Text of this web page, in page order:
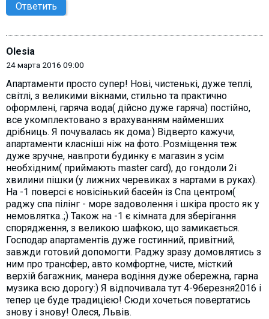
Ответить
Olesia
24 марта 2016 09:00
Апартаменти просто супер! Нові, чистенькі, дуже теплі,
світлі, з великими вікнами, стильно та практично
оформлені, гаряча вода( дійсно дуже гаряча) постійно,
все укомплектовано з врахуванням найменших
дрібниць. Я почувалась як дома:) Відверто кажучи,
апартаменти класніші ніж на фото..Розміщення теж
дуже зручне, навпроти будинку є магазин з усім
необхідним( приймають master card), до гондоли 2і
хвилини пішки (у лижних черевиках з нартами в руках).
На -1 поверсі є новісінький басейн із Спа центром(
раджу спа пілінг - море задоволення і шкіра просто як у
немовлятка..;) Також на -1 є кімната для зберігання
спорядження, з великою шафкою, що замикається.
Господар апартаментів дуже гостинний, привітний,
завжди готовий допомогти. Раджу зразу домовлятись з
ним про трансфер, авто комфортне, чисте, місткий
верхій багажник, манера водіння дуже обережна, гарна
музика всю дорогу:) Я відпочивала тут 4-9березня2016 і
тепер це буде традицією! Сюди хочеться повертатись
знову і знову! Олеся, Львів.